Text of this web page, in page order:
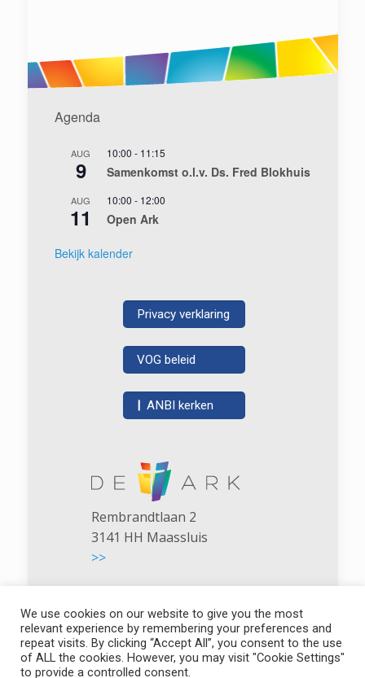
Agenda
AUG
9
10:00 - 11:15
Samenkomst o.l.v. Ds. Fred Blokhuis
AUG
11
10:00 - 12:00
Open Ark
Bekijk kalender
Privacy verklaring
VOG beleid
ANBI kerken
Rembrandtlaan 2
3141 HH Maassluis
>>
De Ark - NGK Maassluis
We use cookies on our website to give you the most
relevant experience by remembering your preferences and
repeat visits. By clicking “Accept All”, you consent to the use
of ALL the cookies. However, you may visit "Cookie Settings"
to provide a controlled consent.